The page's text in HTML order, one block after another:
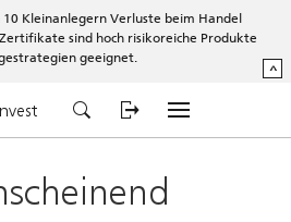
Kleinanlegern Verluste beim Handel
sind hoch risikoreiche Produkte
geeignet.
^